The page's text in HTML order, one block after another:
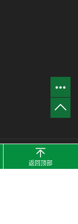
返回顶部